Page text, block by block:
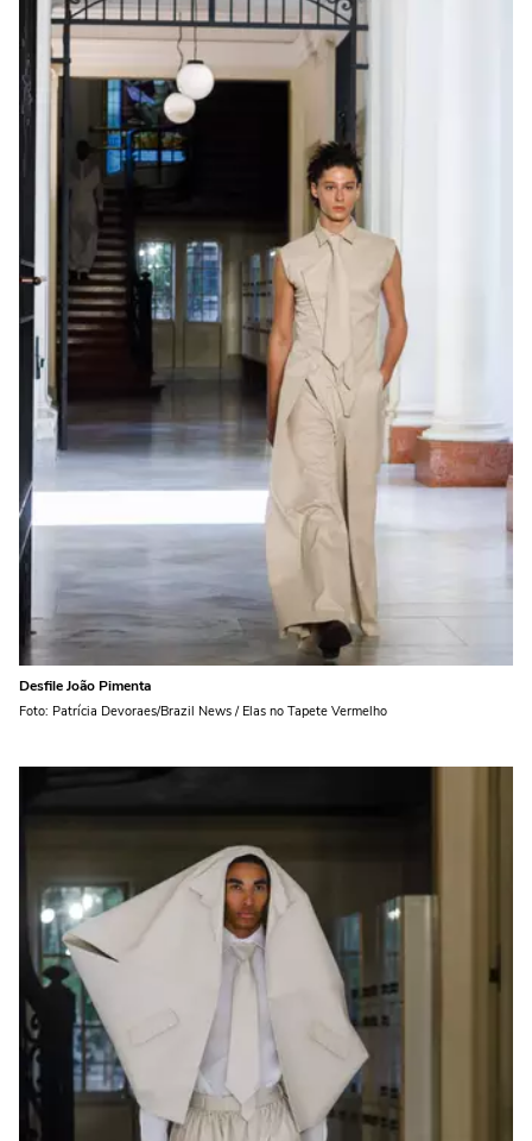
Desfile João Pimenta
Foto: Patrícia Devoraes/Brazil News / Elas no Tapete Vermelho